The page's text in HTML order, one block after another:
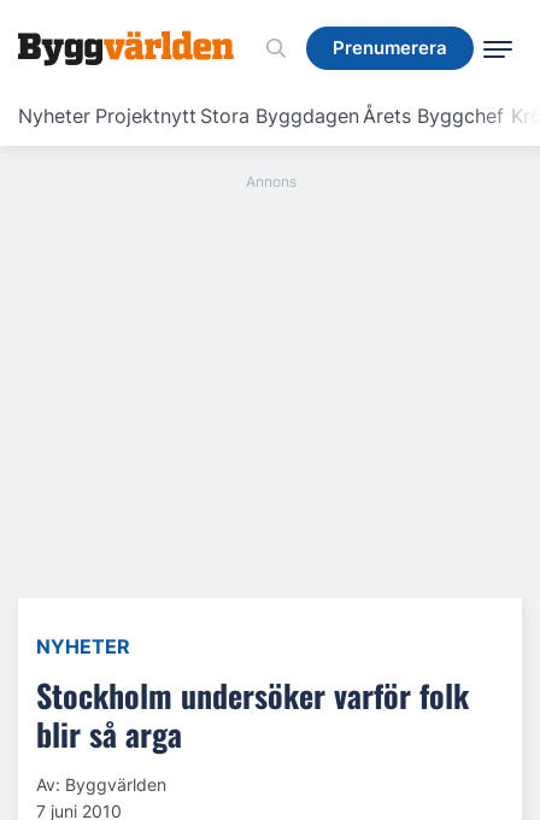
Prenumerera
Nyheter Projektnytt Stora ByggdagenÅrets Byggchef
Prenumerera
NYHETER
Stockholm undersöker varför folk
blir så arga
Av: Byggvärlden
7 juni 2010